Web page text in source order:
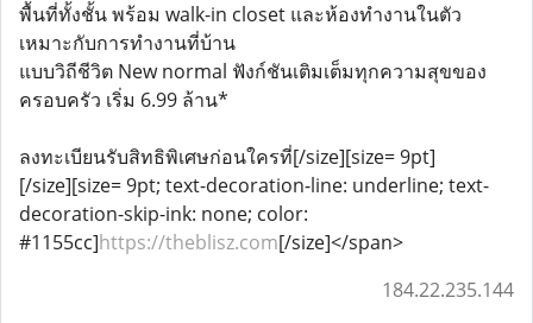
พื้นที่ทั้งชั้น พร้อม walk-in closet และห้องทํางานในตัว
เหมาะกับการทำงานที่บ้าน
แบบวิถีชีวิต New normal ฟังก์ชันเติมเต็มทุกความสุขของ
ครอบครัว เริ่ม 6.99 ล้าน*
ลงทะเบียนรับสิทธิพิเศษก่อนใครที่[/size][size= 9pt]
[/size][size= 9pt; text-decoration-line: underline; text-
decoration-skip-ink: none; color:
#1155cc]https://theblisz.com[/size]</span>
184.22.235.144